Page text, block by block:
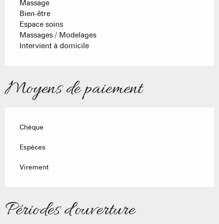
Massage
Bien-être
Espace soins
Massages / Modelages
Intervient à domicile
Moyens de paiement
Chèque
Espèces
Virement
Périodes d'ouverture